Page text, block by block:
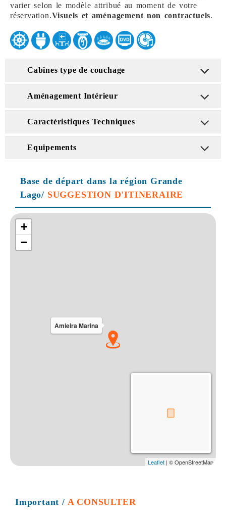
varier selon le modèle attribué au moment de votre
réservation.Visuels et aménagement non contractuels.
Cabines type de couchage
Aménagement Intérieur
Caractéristiques Techniques
Equipements
Base de départ dans la région Grande
Lago/ SUGGESTION D'ITINERAIRE
Important / A CONSULTER